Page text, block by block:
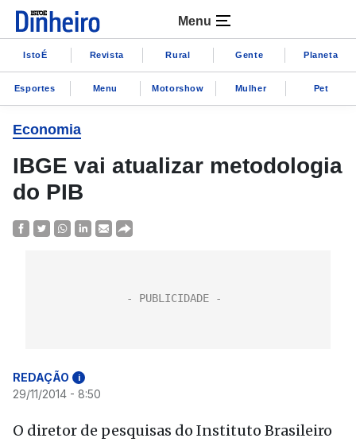
Menu
IstoÉ Revista Rural Gente Planeta
Esportes Menu Motorshow Mulher Pet
Economia
IBGE vai atualizar metodologia
do PIB
REDAÇÃO i
29/11/2014 - 8:50
O diretor de pesquisas do Instituto Brasileiro